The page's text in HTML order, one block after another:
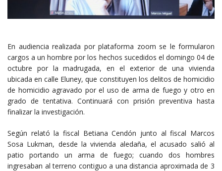
En audiencia realizada por plataforma zoom se le formularon
cargos a un hombre por los hechos sucedidos el domingo 04 de
octubre por la madrugada, en el exterior de una vivienda
ubicada en calle Eluney, que constituyen los delitos de homicidio
de homicidio agravado por el uso de arma de fuego y otro en
grado de tentativa. Continuará con prisión preventiva hasta
finalizar la investigación.
Según relató la fiscal Betiana Cendón junto al fiscal Marcos
Sosa Lukman, desde la vivienda aledaña, el acusado salió al
patio portando un arma de fuego; cuando dos hombres
ingresaban al terreno contiguo a una distancia aproximada de 3